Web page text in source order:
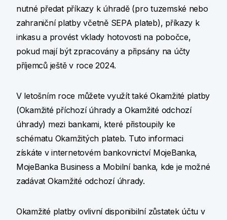
nutné předat příkazy k úhradě (pro tuzemské nebo
zahraniční platby včetně SEPA plateb), příkazy k
inkasu a provést vklady hotovosti na pobočce,
pokud mají být zpracovány a připsány na účty
příjemců ještě v roce 2024.
V letošním roce můžete využít také Okamžité platby
(Okamžité příchozí úhrady a Okamžité odchozí
úhrady) mezi bankami, které přistoupily ke
schématu Okamžitých plateb. Tuto informaci
získáte v internetovém bankovnictví MojeBanka,
MojeBanka Business a Mobilní banka, kde je možné
zadávat Okamžité odchozí úhrady.
Okamžité platby ovlivní disponibilní zůstatek účtu v